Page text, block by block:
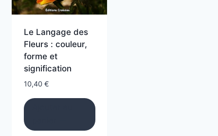
Le Langage des
Fleurs : couleur,
forme et
signification
10,40 €